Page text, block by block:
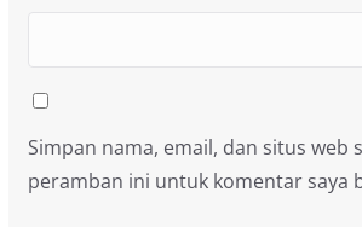
Simpan nama, email, dan situs web
peramban ini untuk komentar saya